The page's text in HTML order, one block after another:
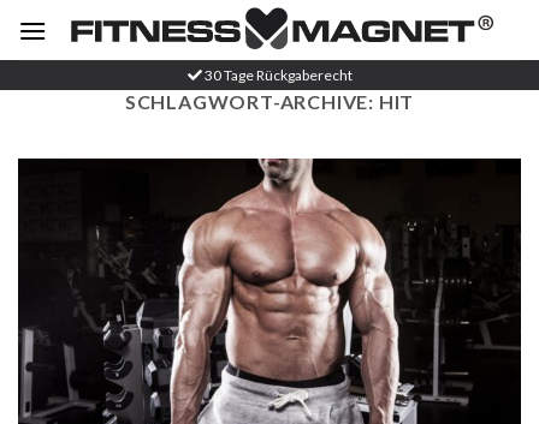
Inhalt
30 Tage Rückgaberecht
SCHLAGWORT-ARCHIVE: HIT